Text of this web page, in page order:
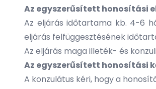
Az egyszerűsített honosítási
Az eljárás időtartama kb. 4-6
eljárás felfüggesztésének
Az eljárás maga illeték- és
Az egyszerűsített honosítási
A konzulátus kéri, hogy a